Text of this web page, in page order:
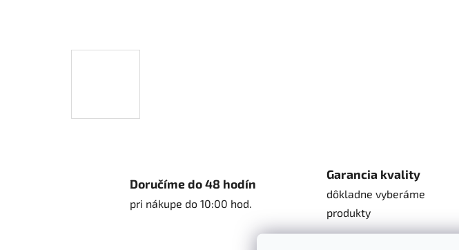
Doručíme do 48 hodín
pri nákupe do 10:00 hod.
Garancia kvality
dôkladne vyberáme
produkty